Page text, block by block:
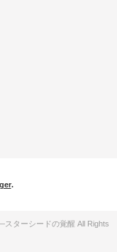
.
スターシードの覚醒